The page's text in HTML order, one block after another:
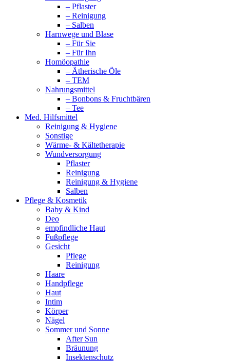
– Pflaster
– Reinigung
– Salben
Harnwege und Blase
– Für Sie
– Für Ihn
Homöopathie
– Ätherische Öle
– TEM
Nahrungsmittel
– Bonbons & Fruchtbären
– Tee
Med. Hilfsmittel
Reinigung & Hygiene
Sonstige
Wärme- & Kältetherapie
Wundversorgung
Pflaster
Reinigung
Reinigung & Hygiene
Salben
Pflege & Kosmetik
Baby & Kind
Deo
empfindliche Haut
Fußpflege
Gesicht
Pflege
Reinigung
Haare
Handpflege
Haut
Intim
Körper
Nägel
Sommer und Sonne
After Sun
Bräunung
Insektenschutz